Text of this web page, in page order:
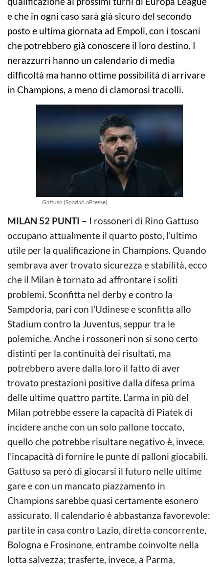
e che in ogni caso sarà già sicuro del secondo
posto e ultima giornata ad Empoli, con i toscani
che potrebbero già conoscere il loro destino. I
nerazzurri hanno un calendario di media
difficoltà ma hanno ottime possibilità di arrivare
in Champions, a meno di clamorosi tracolli.
Gattuso (Spada/LaPresse)
MILAN 52 PUNTI – I rossoneri di Rino Gattuso
occupano attualmente il quarto posto, l’ultimo
utile per la qualificazione in Champions. Quando
sembrava aver trovato sicurezza e stabilità, ecco
che il Milan è tornato ad affrontare i soliti
problemi. Sconfitta nel derby e contro la
Sampdoria, pari con l’Udinese e sconfitta allo
Stadium contro la Juventus, seppur tra le
polemiche. Anche i rossoneri non si sono certo
distinti per la continuità dei risultati, ma
potrebbero avere dalla loro il fatto di aver
trovato prestazioni positive dalla difesa prima
delle ultime quattro partite. L’arma in più del
Milan potrebbe essere la capacità di Piatek di
incidere anche con un solo pallone toccato,
quello che potrebbe risultare negativo è, invece,
l’incapacità di fornire le punte di palloni giocabili.
Gattuso sa però di giocarsi il futuro nelle ultime
gare e con un mancato piazzamento in
Champions sarebbe quasi certamente esonero
assicurato. Il calendario è abbastanza favorevole:
partite in casa contro Lazio, diretta concorrente,
Bologna e Frosinone, entrambe coinvolte nella
lotta salvezza; trasferte, invece, a Parma,